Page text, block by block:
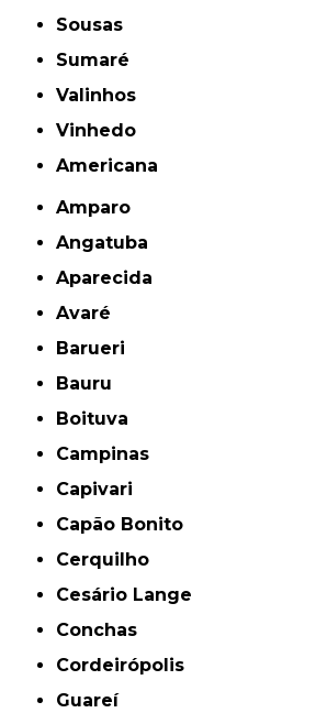
Sousas
Sumaré
Valinhos
Vinhedo
americana
Amparo
Angatuba
Aparecida
Avaré
Barueri
Bauru
Boituva
Campinas
Capivari
Capão Bonito
Cerquilho
Cesário Lange
Conchas
Cordeirópolis
Guareí